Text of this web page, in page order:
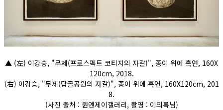
▲ (左) 이강승, "무제(프로스펙트 코티지의 자갈)", 종이 위에 흑연, 160X
120cm, 2018.
(右) 이강승, "무제(탑골공원의 자갈)", 종이 위에 흑연, 160X120cm, 201
8.
(사진 출처 : 원앤제이갤러리, 촬영 : 이의록님)